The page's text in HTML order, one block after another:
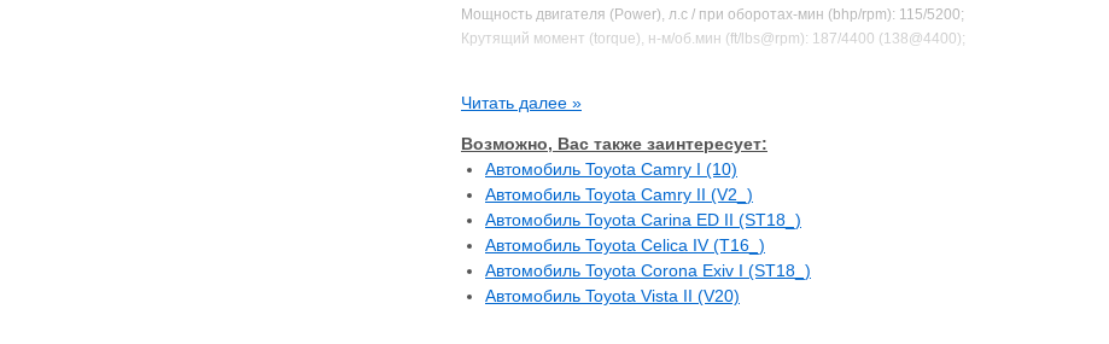
Мощность двигателя (Power), л.с / при оборотах-мин (bhp/rpm): 115/5200;
Крутящий момент (torque), н-м/об.мин (ft/lbs@rpm): 187/4400 (138@4400);
Примечание:
у полноприводной машины и переднеприводной отличаются блоки цилиндров,
на полноприводной автомобиль можно поставить только с полноприводного двигатель, в свою
очередь на переднеприводной подойдут как с полного так и с переднего привода.
Устанавливался на (In the following car(s)):
CAMRY-VISTA кузов: E-SV21 (Камри, Виста)
CAMRY-VISTA кузов: E-SV25 <4WD>
CARINA кузов: E-ST162 (Карина)
Читать далее »
Возможно, Вас также заинтересует:
Автомобиль Toyota Camry I (10)
Автомобиль Toyota Camry II (V2_)
Автомобиль Toyota Carina ED II (ST18_)
Автомобиль Toyota Celica IV (T16_)
Автомобиль Toyota Corona Exiv I (ST18_)
Автомобиль Toyota Vista II (V20)